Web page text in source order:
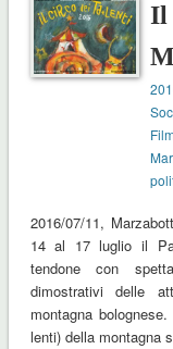
Il
2016/07/11,
14 al 17 luglio il
tendone con
dimostrativi delle
montagna
lenti) della montagna